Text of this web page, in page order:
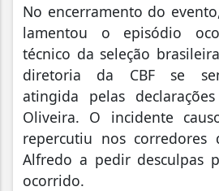
No encerramento do
lamentou o episódio
técnico da seleção
diretoria da CBF se
atingida pelas
Oliveira. O incidente
repercutiu nos corredores
Alfredo a pedir desculpas
ocorrido.